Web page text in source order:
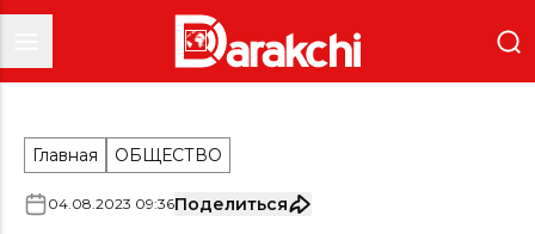
Главная ОБЩЕСТВО
04.08.2023 09:36Поделиться